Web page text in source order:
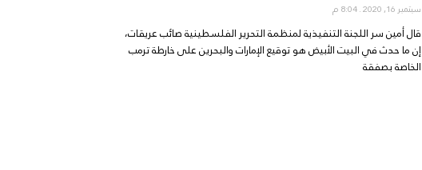
سبتمبر 16, 2020
قال أمين سر اللجنة التنفيذية لمنظمة التحرير الفلسطينية صائب عريقات،
إن ما حدث في البيت الأبيض هو توقيع الإمارات والبحرين على خارطة ترمب
الخاصة بصفقة